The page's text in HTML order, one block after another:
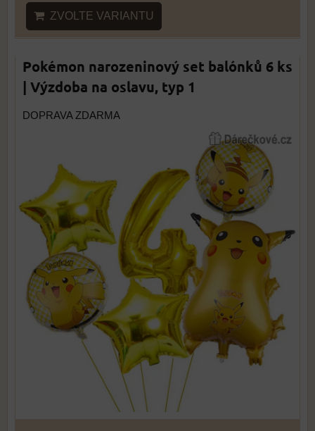
ZVOLTE VARIANTU
Pokémon narozeninový set balónků 6 ks
| Výzdoba na oslavu, typ 1
DOPRAVA ZDARMA